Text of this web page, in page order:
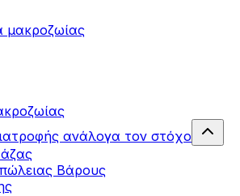
μακροζωίας
ανάλογα τον στόχο
Βάρους